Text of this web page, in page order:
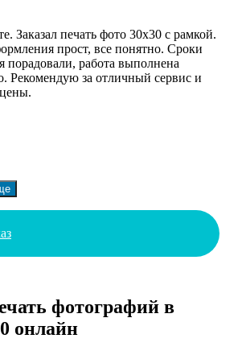
Заказал печать фото 30х30 с рамкой.
прост, все понятно. Сроки
порадовали, работа выполнена
Рекомендую за отличный сервис и
фотографий в
онлайн